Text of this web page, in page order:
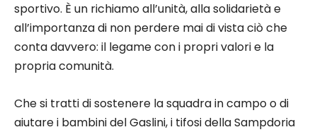
sportivo. È un richiamo all’unità, alla solidarietà e
all’importanza di non perdere mai di vista ciò che
conta davvero: il legame con i propri valori e la
propria comunità.
Che si tratti di sostenere la squadra in campo o di
aiutare i bambini del Gaslini, i tifosi della Sampdoria